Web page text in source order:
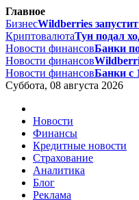
Главное
БизнесWildberries
КриптовалютаТун подал
Новости финансовБанки
Новости финансов
Новости финансовБанки с
Суббота, 08 августа 2026
Новости
Финансы
Кредитные новости
Страхование
Аналитика
Блог
Реклама